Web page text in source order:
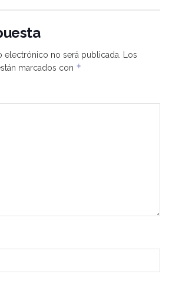
no será publicada.
Los
marcados con *